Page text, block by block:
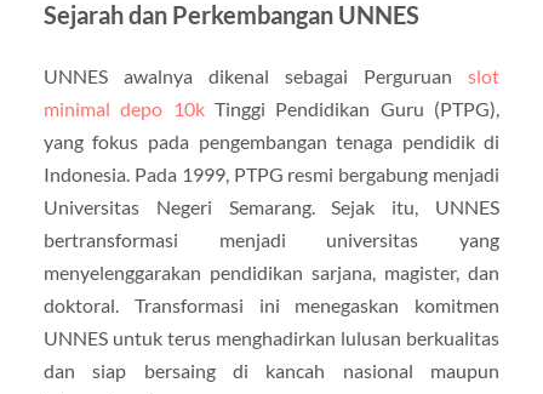
Sejarah dan Perkembangan UNNES
UNNES awalnya dikenal sebagai Perguruanslot
minimal depo 10kTinggi Pendidikan Guru (PTPG),
yang fokus pada pengembangan tenaga pendidik di
Indonesia. Pada 1999, PTPG resmi bergabung menjadi
Universitas Negeri Semarang. Sejak itu, UNNES
bertransformasi menjadi universitas yang
menyelenggarakan pendidikan sarjana, magister, dan
doktoral. Transformasi ini menegaskan komitmen
UNNES untuk terus menghadirkan lulusan berkualitas
dan siap bersaing di kancah nasional maupun